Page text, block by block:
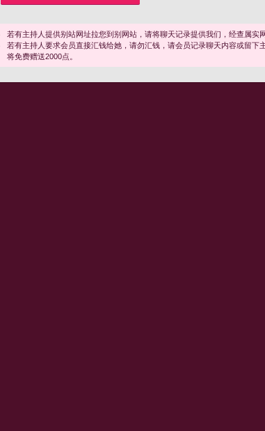
若有主持人提供别站网址拉您到别网站，请将聊天记录提供我们，经查属实
若有主持人要求会员直接汇钱给她，请勿汇钱，请会员记录聊天内容或留下
将免费赠送2000点。